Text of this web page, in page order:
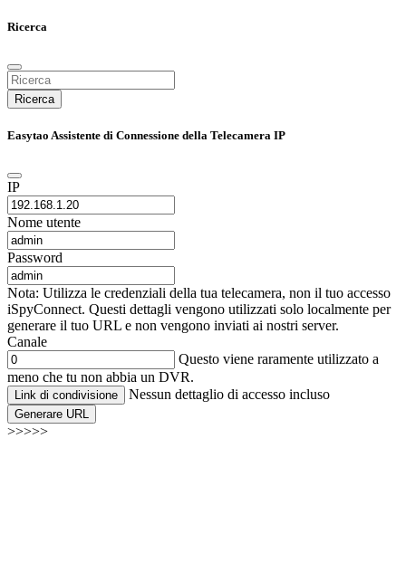
Ricerca
Ricerca
Easytao Assistente di Connessione della Telecamera IP
IP
Nome utente
Password
Nota: Utilizza le credenziali della tua telecamera, non il tuo accesso
iSpyConnect. Questi dettagli vengono utilizzati solo localmente per
generare il tuo URL e non vengono inviati ai nostri server.
Canale
Questo viene raramente utilizzato a
meno che tu non abbia un DVR.
Link di condivisione Nessun dettaglio di accesso incluso
Generare URL
>>>>>